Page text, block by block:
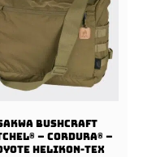
BUSHCRAFT
– Cordura® –
Helikon-tex